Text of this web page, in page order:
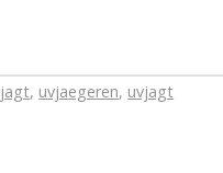
, uvjaegeren, uvjagt